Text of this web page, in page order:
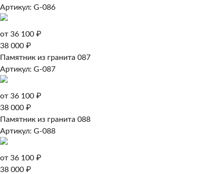
Артикул: G-086
от 36 100 ₽
38 000 ₽
Памятник из гранита 087
Артикул: G-087
от 36 100 ₽
38 000 ₽
Памятник из гранита 088
Артикул: G-088
от 36 100 ₽
38 000 ₽